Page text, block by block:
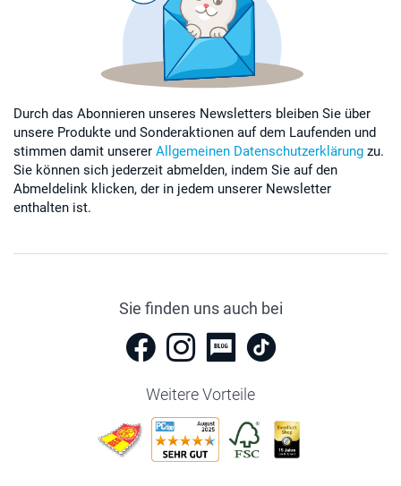
Durch das Abonnieren unseres Newsletters bleiben Sie über
unsere Produkte und Sonderaktionen auf dem Laufenden und
stimmen damit unserer Allgemeinen Datenschutzerklärung zu.
Sie können sich jederzeit abmelden, indem Sie auf den
Abmeldelink klicken, der in jedem unserer Newsletter
enthalten ist.
Sie finden uns auch bei
Weitere Vorteile